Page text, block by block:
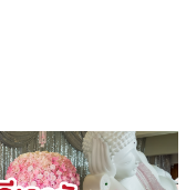
บความสำเร็จ วันนี้